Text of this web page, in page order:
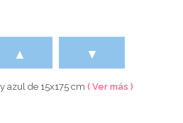
▲ ▼
azul de 15x175 cm( Ver más )